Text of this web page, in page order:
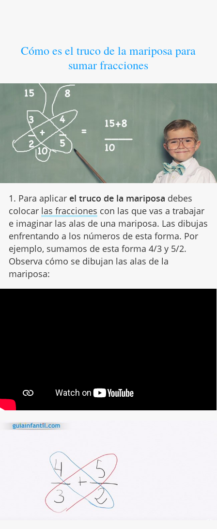
Cómo es el truco de la mariposa para
sumar fracciones
1. Para aplicar el truco de la mariposa debes
colocar las fracciones con las que vas a trabajar
e imaginar las alas de una mariposa. Las dibujas
enfrentando a los números de esta forma. Por
ejemplo, sumamos de esta forma 4/3 y 5/2.
Observa cómo se dibujan las alas de la
mariposa: